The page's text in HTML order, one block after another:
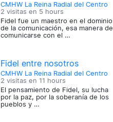
CMHW La Reina Radial del Centro
2 visitas en 5 hours
Fidel fue un maestro en el dominio
de la comunicación, esa manera de
comunicarse con el …
Fidel entre nosotros
CMHW La Reina Radial del Centro
2 visitas en 11 hours
El pensamiento de Fidel, su lucha
por la paz, por la soberanía de los
pueblos y …